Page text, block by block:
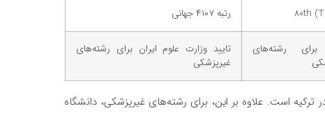
80th رتبه ۴۱۰۷ جهانی
برای رشته‌های
تایید وزارت علوم ایران برای رشته‌های
غیرپزشکی
است. علاوه بر این، برای رشته‌های غیرپزشکی، دانشگاه